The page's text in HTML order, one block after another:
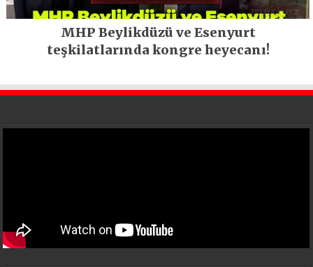
MHP Beylikdüzü ve Esenyurt
teşkilatlarında kongre heyecanı!